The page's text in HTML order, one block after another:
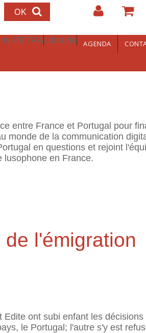
PETRALibrairie AGENDA
entre France et Portugal pour
monde de la communication
en questions et rejoint
lusophone en France.
l'émigration
ont subi enfant les
le Portugal; l'autre s'y est